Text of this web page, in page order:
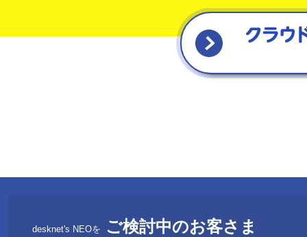
導入相談窓口
大阪営業所
desknet's NEOを ご検討中のお客さま